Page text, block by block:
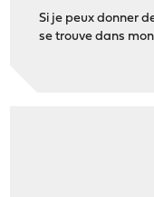
Si je peux donner
se trouve dans